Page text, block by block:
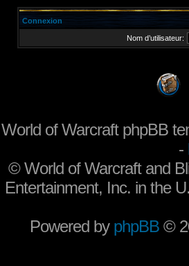
Connexion
Nom d’utilisateur:
World of Warcraft phpBB
-
©World of Warcraft and
Entertainment, Inc. in the
Powered by phpBB ©